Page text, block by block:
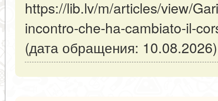
https://lib.lv/m/articles/view/
incontro-che-ha-cambiato-il-
(дата обращения: